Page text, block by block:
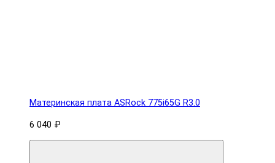
Материнская плата ASRock 775i65G R3.0
6 040 ₽